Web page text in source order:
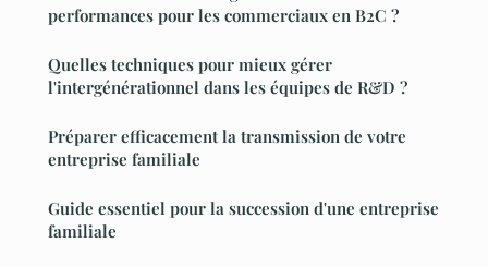
performances pour les commerciaux en B2C ?
Quelles techniques pour mieux gérer
l'intergénérationnel dans les équipes de R&D ?
Préparer efficacement la transmission de votre
entreprise familiale
Guide essentiel pour la succession d'une entreprise
familiale